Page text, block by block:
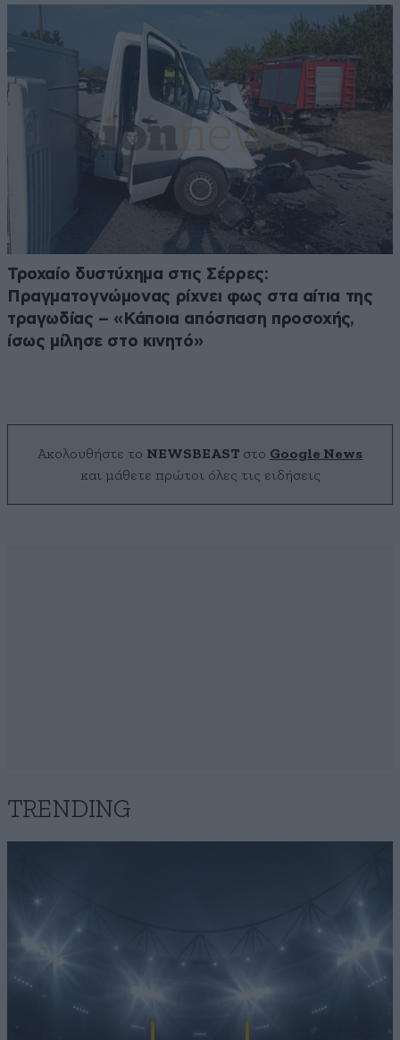
Τροχαίο δυστύχημα στις Σέρρες:
Πραγματογνώμονας ρίχνει φως στα αίτια της
τραγωδίας – «Κάποια απόσπαση προσοχής,
ίσως μίλησε στο κινητό»
Ακολουθήστε το NEWSBEAST στο Google News
και μάθετε πρώτοι όλες τις ειδήσεις
TRENDING